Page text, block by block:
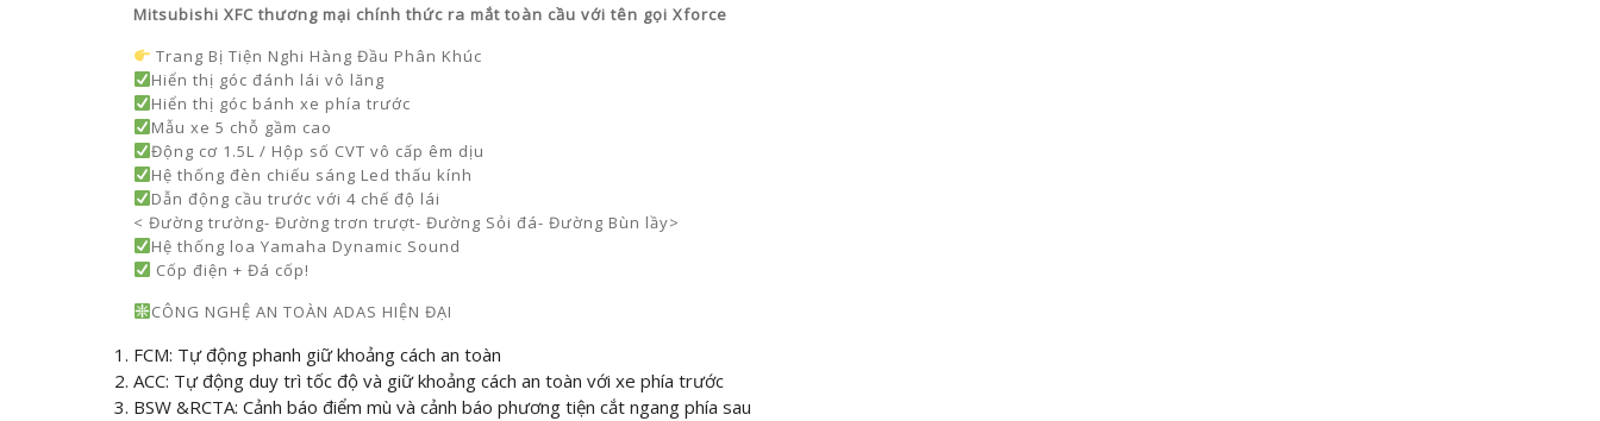
Mitsubishi XFC thương mại chính thức ra mắt toàn cầu với tên gọi Xforce
Trang Bị Tiện Nghi Hàng Đầu Phân Khúc
Hiển thị góc đánh lái vô lăng
Hiển thị góc bánh xe phía trước
Mẫu xe 5 chỗ gầm cao
Động cơ 1.5L / Hộp số CVT vô cấp êm dịu
Hệ thống đèn chiếu sáng Led thấu kính
Dẫn động cầu trước với 4 chế độ lái
< Đường trường- Đường trơn trượt- Đường Sỏi đá- Đường Bùn lầy>
Hệ thống loa Yamaha Dynamic Sound
Cốp điện + Đá cốp!
CÔNG NGHỆ AN TOÀN ADAS HIỆN ĐẠI
FCM: Tự động phanh giữ khoảng cách an toàn
ACC: Tự động duy trì tốc độ và giữ khoảng cách an toàn với xe phía trước
BSW &RCTA: Cảnh báo điểm mù và cảnh báo phương tiện cắt ngang phía sau